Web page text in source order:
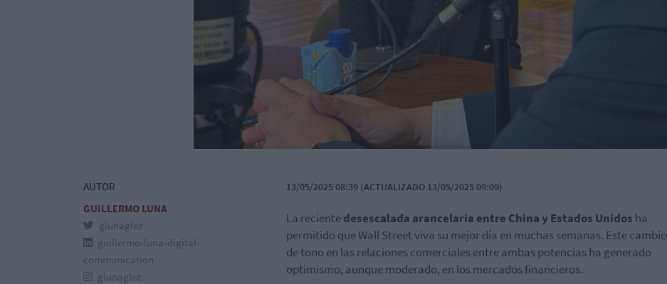
AUTOR
GUILLERMO LUNA
glunaglez
guillermo-luna-digital-
communication
glunaglez
13/05/2025 08:39 (ACTUALIZADO 13/05/2025 09:09)
La recientedesescalada arancelaria entre China y Estados Unidos ha
permitido que Wall Street viva su mejor día en muchas semanas. Este cambio
de tono en las relaciones comerciales entre ambas potencias ha generado
optimismo, aunque moderado, en los mercados financieros.